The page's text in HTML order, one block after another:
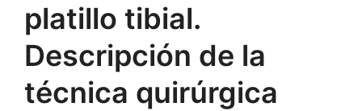
platillo tibial.
Descripción de la
técnica quirúrgica